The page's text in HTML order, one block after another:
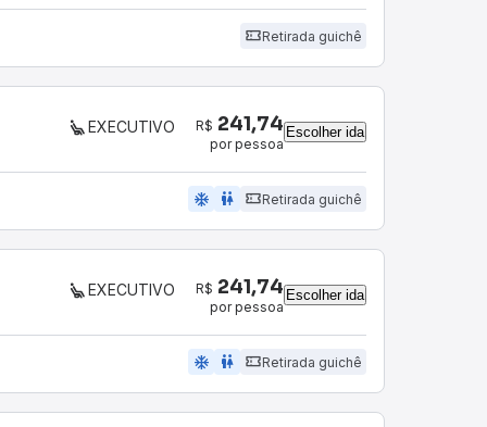
Retirada guichê
EXECUTIVO R$ 241,74
por pessoa
Escolher ida
ac_unit wc Retirada guichê
EXECUTIVO R$ 241,74
por pessoa
Escolher ida
ac_unit wc Retirada guichê